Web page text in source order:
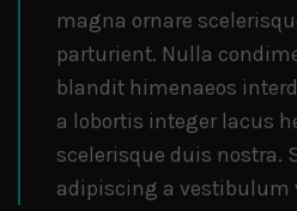
magna ornare
parturient. Nulla
blandit himenaeos
a lobortis integer lacus
scelerisque duis nostra.
adipiscing a vestibulum